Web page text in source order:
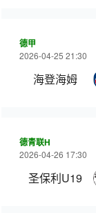
德甲
2026-04-25 21:30
海登海姆
德青联H
2026-04-26 17:30
圣保利U19